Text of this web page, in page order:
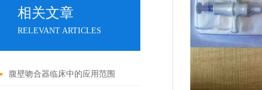
相关文章
RELEVANT ARTICLES
腹壁吻合器临床中的应用范围